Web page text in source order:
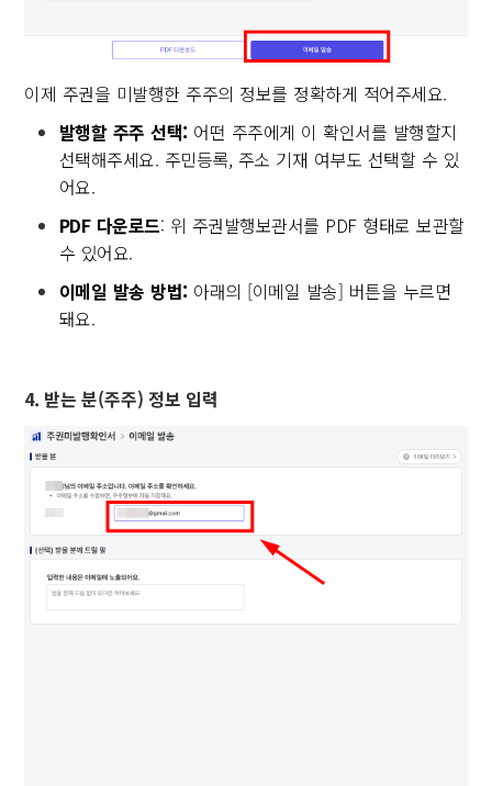
이제 주권을 미발행한 주주의 정보를 정확하게 적어주세요.
발행할 주주 선택: 어떤 주주에게 이 확인서를 발행할지
선택해주세요. 주민등록, 주소 기재 여부도 선택할 수 있
어요.
PDF 다운로드: 위 주권발행보관서를 PDF 형태로 보관할
수 있어요.
이메일 발송 방법: 아래의 [이메일 발송] 버튼을 누르면
돼요.
4. 받는 분(주주) 정보 입력